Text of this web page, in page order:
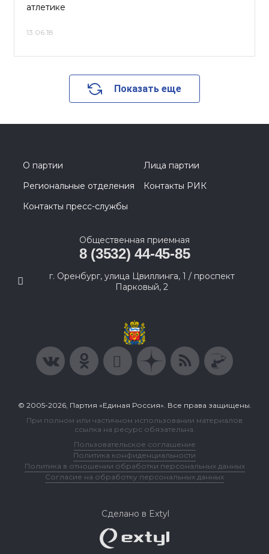
атлетике
13.06.18
Показать еще
О партии
Лица партии
Региональные отделения
Контакты РИК
Контакты пресс-службы
Общественная приемная
8 (3532) 44-45-85
г. Оренбург, улица Цвиллинга, 1 / проспект
Парковый, 2
© 2005-2026, Партия «Единая Россия». Все права защищены.
При полном или частичном использовании материалов
ссылка на ресурс обязательна.
Пользовательское соглашение
Политика конфиденциальности
Политика в отношении обработки персональных данных
Согласие на обработку персональных данных
Сделано в Extyl